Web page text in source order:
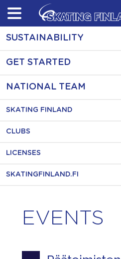
Skip
content
SUSTAINABILITY
GET STARTED
NATIONAL TEAM
SKATING FINLAND
CLUBS
LICENSES
SKATINGFINLAND.FI
EVENTS